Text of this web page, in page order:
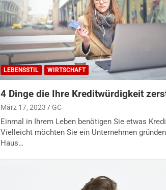
LEBENSSTIL WIRTSCHAFT
4 Dinge die Ihre Kreditwürdigkeit
März 17, 2023 GC
Einmal in Ihrem Leben benötigen Sie etwas
Vielleicht möchten Sie ein Unternehmen
Haus…